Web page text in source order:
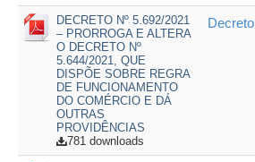
DECRETO Nº 5.692/2021
– PRORROGA E ALTERA
O DECRETO Nº
5.644/2021, QUE
DISPÕE SOBRE REGRA
DE FUNCIONAMENTO
DO COMÉRCIO E DÁ
OUTRAS
PROVIDÊNCIAS
781 downloads
Decreto